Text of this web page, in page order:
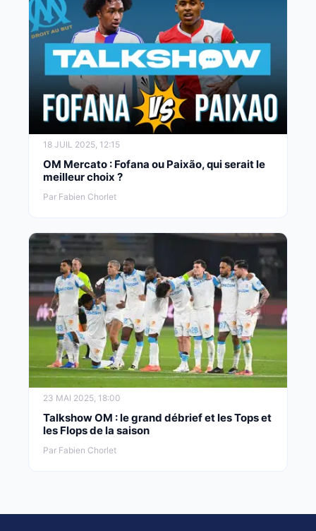
18 JUIL 2025, 12:15
OM Mercato : Fofana ou Paixão, qui serait le
meilleur choix ?
Par Fabien Chorlet
23 MAI 2025, 18:00
Talkshow OM : le grand débrief et les Tops et
les Flops de la saison
Par Fabien Chorlet